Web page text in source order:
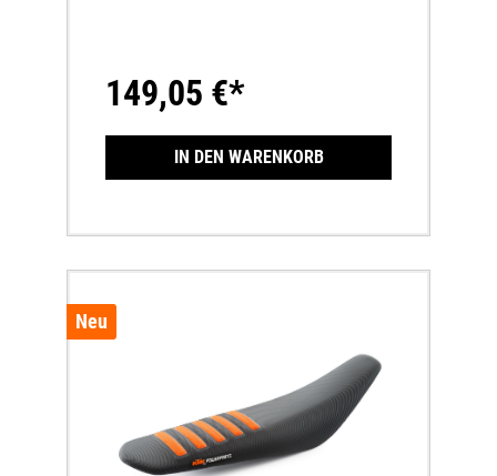
149,05 €*
IN DEN WARENKORB
Neu